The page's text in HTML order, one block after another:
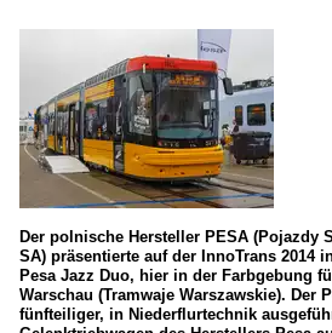
Der polnische Hersteller PESA (Pojazdy
SA) präsentierte auf der InnoTrans 2014
Pesa Jazz Duo, hier in der Farbgebung
Warschau (Tramwaje Warszawskie). Der
fünfteiliger, in Niederflurtechnik